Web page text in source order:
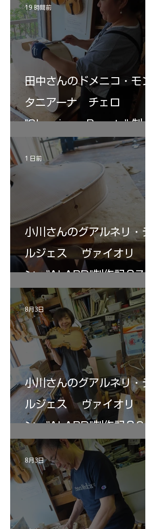
田中さんのドメニコ・モン
タニアーナ チェロ
"Sleeping・Beauty” 制作
記 31
19 時間前
小川さんのグアルネリ・デ
ルジェス ヴァイオリ
ン ”ALARD"制作記３7
1 日前
小川さんのグアルネリ・デ
ルジェス ヴァイオリ
ン ”ALARD"制作記３6
8月3日
8月3日